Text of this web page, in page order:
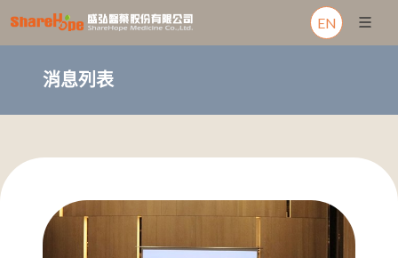
EN
消息列表